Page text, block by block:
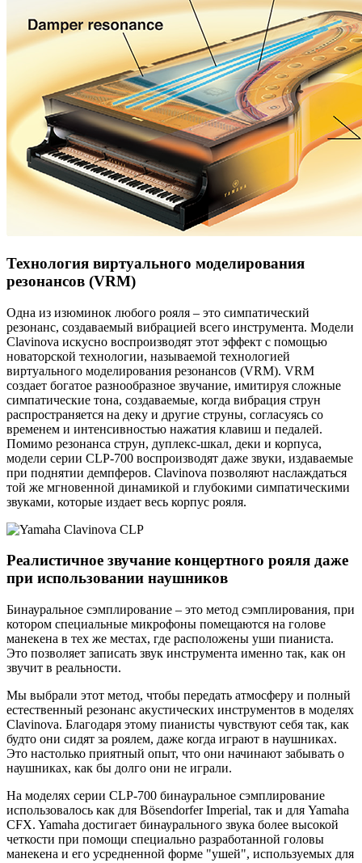
Технология виртуального моделирования
резонансов (VRM)
Одна из изюминок любого рояля – это симпатический
резонанс, создаваемый вибрацией всего инструмента. Модели
Clavinova искусно воспроизводят этот эффект с помощью
новаторской технологии, называемой технологией
виртуального моделирования резонансов (VRM). VRM
создает богатое разнообразное звучание, имитируя сложные
симпатические тона, создаваемые, когда вибрация струн
распространяется на деку и другие струны, согласуясь со
временем и интенсивностью нажатия клавиш и педалей.
Помимо резонанса струн, дуплекс-шкал, деки и корпуса,
модели серии CLP-700 воспроизводят даже звуки, издаваемые
при поднятии демпферов. Clavinova позволяют наслаждаться
той же мгновенной динамикой и глубокими симпатическими
звуками, которые издает весь корпус рояля.
Реалистичное звучание концертного рояля даже
при использовании наушников
Бинауральное сэмплирование – это метод сэмплирования, при
котором специальные микрофоны помещаются на голове
манекена в тех же местах, где расположены уши пианиста.
Это позволяет записать звук инструмента именно так, как он
звучит в реальности.
Мы выбрали этот метод, чтобы передать атмосферу и полный
естественный резонанс акустических инструментов в моделях
Clavinova. Благодаря этому пианисты чувствуют себя так, как
будто они сидят за роялем, даже когда играют в наушниках.
Это настолько приятный опыт, что они начинают забывать о
наушниках, как бы долго они не играли.
На моделях серии CLP-700 бинауральное сэмплирование
использовалось как для Bösendorfer Imperial, так и для Yamaha
CFX. Yamaha достигает бинаурального звука более высокой
четкости при помощи специально разработанной головы
манекена и его усредненной форме "ушей", используемых для